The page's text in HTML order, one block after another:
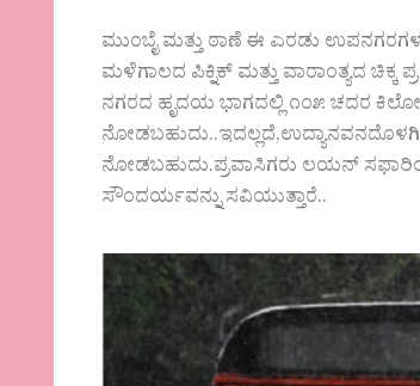
ಮುಂಬೈ ಮತ್ತು ಠಾಣೆ ಈ ಎರಡು
ಮಳೆಗಾಲದ ಪಿಕ್ನಿಕ್ ಮತ್ತು ವಾರಾಂತ್ಯದ ಚಿಕ್ಕ
ನಗರದ ಹೃದಯ ಭಾಗದಲ್ಲಿ ೧೦೫ ಚದರ
ನೋಡಬಹುದು.ಪ್ರವಾಸಿಗರು ಲಯನ್
ಸೌಂದರ್ಯವನ್ನು ಸವಿಯುತ್ತಾರೆ..